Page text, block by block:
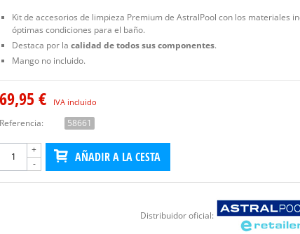
Kit de accesorios de limpieza Premium de AstralPool con los materiales
óptimas condiciones para el baño.
Destaca por la calidad de todos sus componentes.
Mango no incluido.
69,95 € IVA incluido
Referencia: 58661
-
+ AÑADIR A LA CESTA
Distribuidor oficial: